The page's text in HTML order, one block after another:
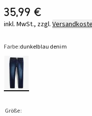
35,99 €
inkl. MwSt., zzgl.
Farbe:dunkelblau denim
Größe: